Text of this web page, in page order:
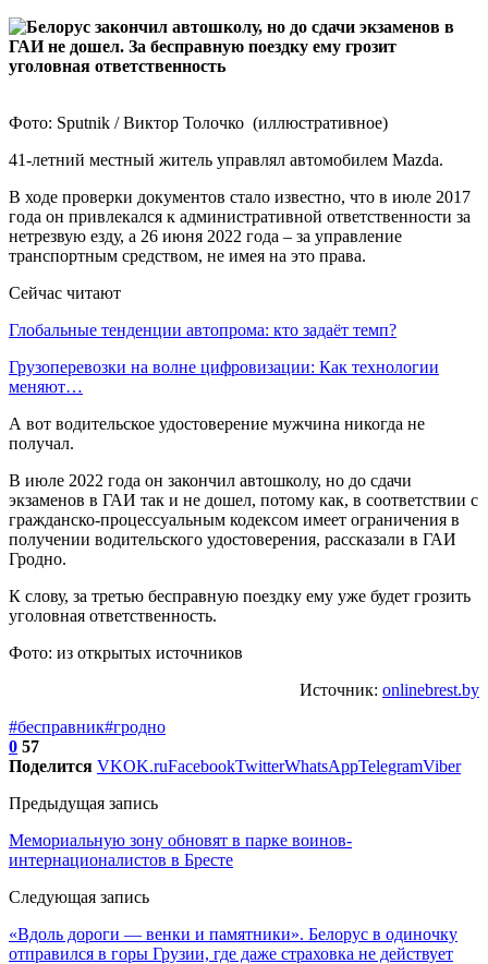
Фото: Sputnik / Виктор Толочко (иллюстративное)
41-летний местный житель управлял автомобилем Mazda.
В ходе проверки документов стало известно, что в июле 2017
года он привлекался к административной ответственности за
нетрезвую езду, а 26 июня 2022 года – за управление
транспортным средством, не имея на это права.
Сейчас читают
Глобальные тенденции автопрома: кто задаёт темп?
Грузоперевозки на волне цифровизации: Как технологии
меняют…
А вот водительское удостоверение мужчина никогда не
получал.
В июле 2022 года он закончил автошколу, но до сдачи
экзаменов в ГАИ так и не дошел, потому как, в соответствии с
гражданско-процессуальным кодексом имеет ограничения в
получении водительского удостоверения, рассказали в ГАИ
Гродно.
К слову, за третью бесправную поездку ему уже будет грозить
уголовная ответственность.
Фото: из открытых источников
Источник: onlinebrest.by
#бесправник#гродно
0 57
Поделится VKOK.ruFacebookTwitterWhatsAppTelegramViber
Предыдущая запись
Мемориальную зону обновят в парке воинов-
интернационалистов в Бресте
Следующая запись
«Вдоль дороги — венки и памятники». Белорус в одиночку
отправился в горы Грузии, где даже страховка не действует